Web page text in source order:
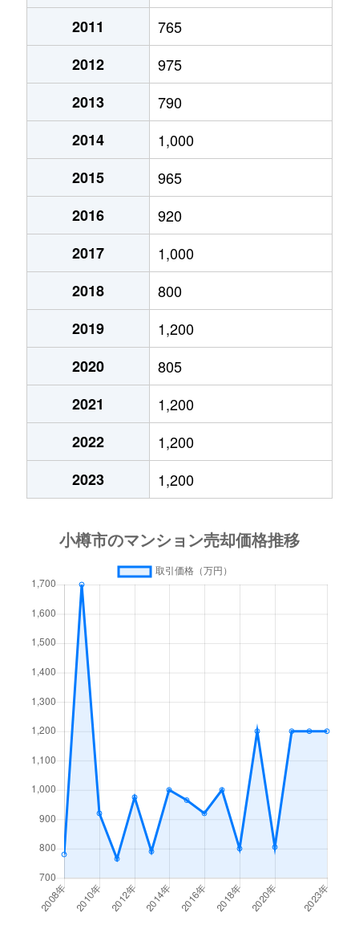
2,400万円 小樽築港
3,500万円 小樽築港
2,700万円 小樽築港
2,500万円 小樽
2,400万円 小樽
780万円 小樽
2,100万円 小樽
1,200万円 小樽
1,100万円 南小樽
2,400万円 小樽
1,200万円 南小樽
2011
765
2012
975
2013
790
2014
1,000
2015
965
2016
920
2017
1,000
2018
800
2019
1,200
2020
805
2021
1,200
2022
1,200
2023
1,200